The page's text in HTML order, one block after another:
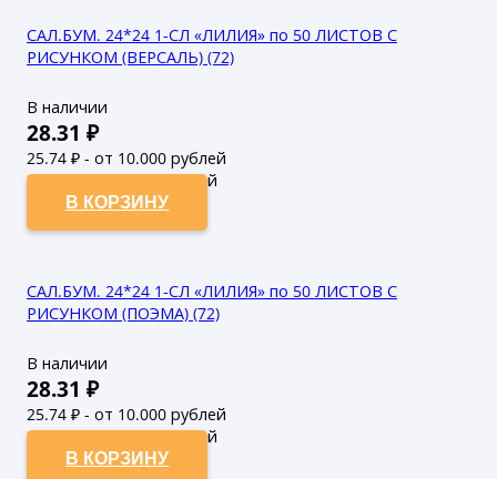
САЛ.БУМ. 24*24 1-СЛ «ЛИЛИЯ» по 50 ЛИСТОВ С
РИСУНКОМ (ВЕРСАЛЬ) (72)
В наличии
28.31 ₽
25.74 ₽ - от 10.000 рублей
23.4₽ - от 50.000 рублей
В КОРЗИНУ
САЛ.БУМ. 24*24 1-СЛ «ЛИЛИЯ» по 50 ЛИСТОВ С
РИСУНКОМ (ПОЭМА) (72)
В наличии
28.31 ₽
25.74 ₽ - от 10.000 рублей
23.4₽ - от 50.000 рублей
В КОРЗИНУ